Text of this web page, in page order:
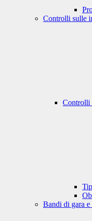
Controlli sulle
Controlli
Bandi di gara e